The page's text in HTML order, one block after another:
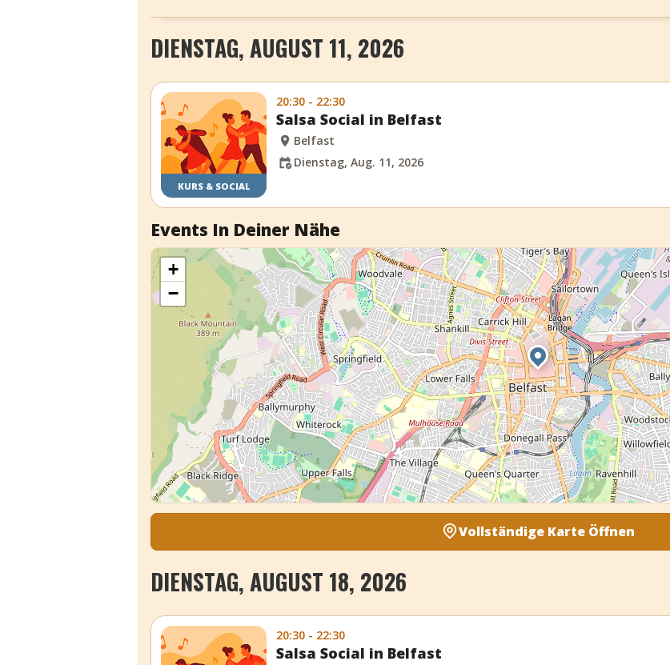
DIENSTAG, AUGUST 11, 2026
KURS & SOCIAL
20:30 - 22:30
Salsa Social in Belfast
Belfast
Dienstag, Aug. 11, 2026
Events In Deiner Nähe
+
−
Vollständige Karte Öffnen
DIENSTAG, AUGUST 18, 2026
20:30 - 22:30
Salsa Social in Belfast